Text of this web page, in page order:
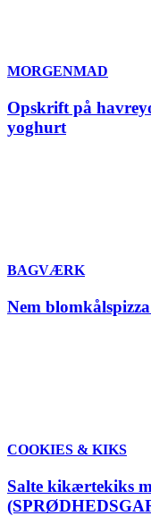
MORGENMAD
Opskrift på
yoghurt
BAGVÆRK
Nem
COOKIES & KIKS
Salte kikærtekiks